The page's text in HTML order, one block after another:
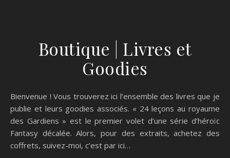
Boutique | Livres et
Goodies
Bienvenue ! Vous trouverez ici l’ensemble des livres que je
publie et leurs goodies associés. « 24 leçons au royaume
des Gardiens » est le premier volet d’une série d’héroïc
Fantasy décalée. Alors, pour des extraits, achetez des
coffrets, suivez-moi, c’est par ici…